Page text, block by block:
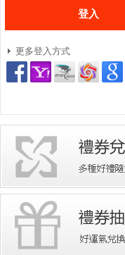
更多登入方式